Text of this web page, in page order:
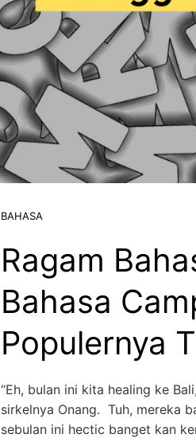
BAHASA
Ragam
Bahasa
Populernya
“Eh, bulan ini kita healing ke
sirkelnya Onang. Tuh, mereka
sebulan ini hectic banget kan